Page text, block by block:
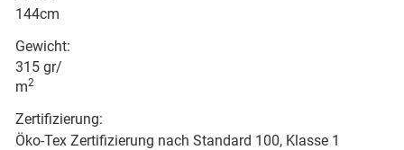
144cm
Gewicht:
315 gr/
m2
Zertifizierung:
Öko-Tex Zertifizierung nach Standard 100, Klasse 1